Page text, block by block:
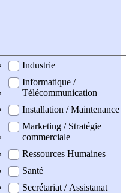
Industrie
Informatique /
Télécommunication
Installation / Maintenance
Marketing / Stratégie
commerciale
Ressources Humaines
Santé
Secrétariat / Assistanat